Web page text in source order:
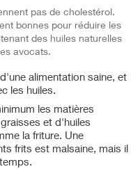
pas de cholestérol.
bonnes pour réduire les
des huiles naturelles
avocats.
alimentation saine, et
les huiles.
les matières
et d'huiles
la friture. Une
frits est malsaine, mais il